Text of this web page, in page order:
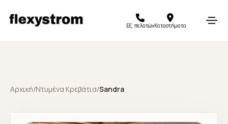
Εξ. πελατώνΚαταστήματα
Αρχική/Ντυμένα Κρεβάτια/Sandra